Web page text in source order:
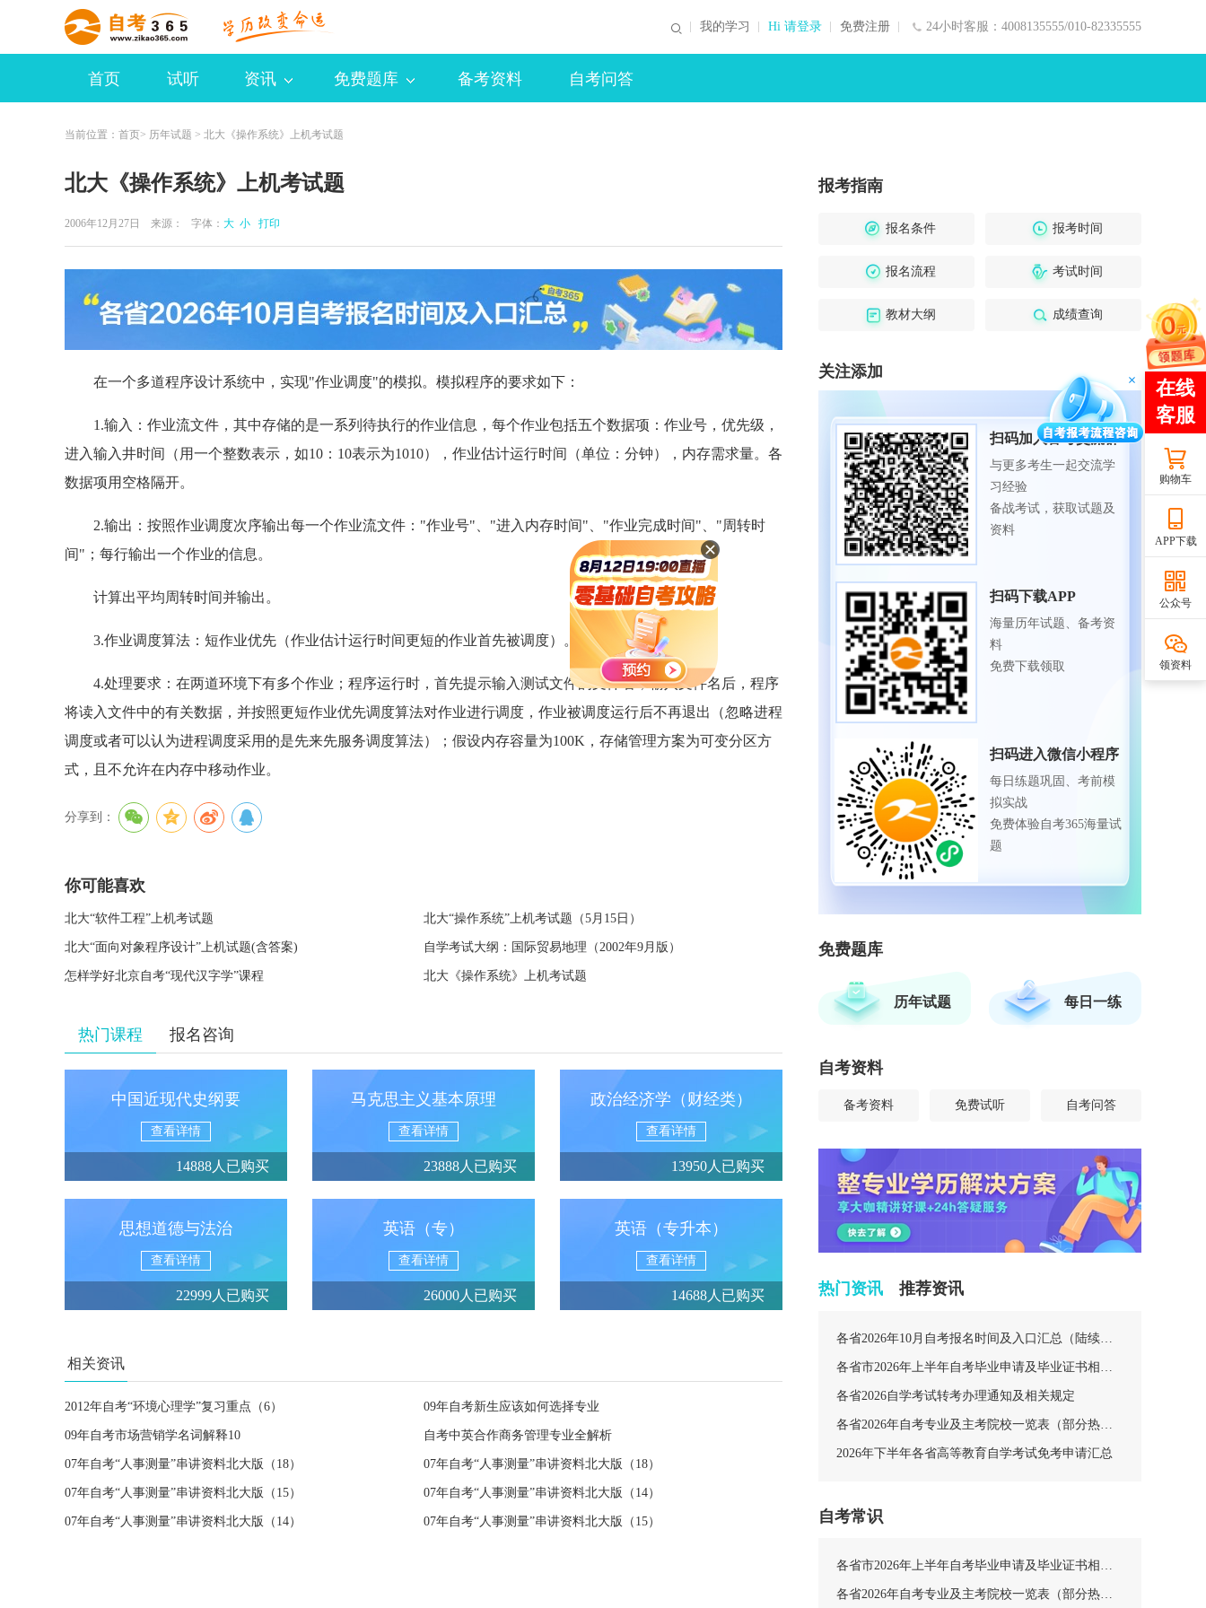
24小时客服：4008135555/010-82335555
我的学习 Hi 请登录 免费注册
首页 试听 资讯 免费题库 备考资料 自考问答
当前位置： 首页> 历年试题 > 北大《操作系统》上机考试题
北大《操作系统》上机考试题
2006年12月27日 来源： 字体： 大 小 打印
在一个多道程序设计系统中，实现"作业调度"的模拟。模拟程序的要求如下：
1.输入：作业流文件，其中存储的是一系列待执行的作业信息，每个作业包括五个数据项：作业号，优先级，
进入输入井时间（用一个整数表示，如10：10表示为1010），作业估计运行时间（单位：分钟），内存需求量。各
数据项用空格隔开。
2.输出：按照作业调度次序输出每一个作业流文件："作业号"、"进入内存时间"、"作业完成时间"、"周转时
间"；每行输出一个作业的信息。
计算出平均周转时间并输出。
3.作业调度算法：短作业优先（作业估计运行时间更短的作业首先被调度）。
4.处理要求：在两道环境下有多个作业；程序运行时，首先提示输入测试文件的文件名；输入文件名后，程序
将读入文件中的有关数据，并按照更短作业优先调度算法对作业进行调度，作业被调度运行后不再退出（忽略进程
调度或者可以认为进程调度采用的是先来先服务调度算法）；假设内存容量为100K，存储管理方案为可变分区方
式，且不允许在内存中移动作业。
分享到：
你可能喜欢
北大“软件工程”上机考试题 北大“操作系统”上机考试题（5月15日）
北大“面向对象程序设计”上机试题(含答案) 自学考试大纲：国际贸易地理（2002年9月版）
怎样学好北京自考“现代汉字学”课程 北大《操作系统》上机考试题
热门课程 报名咨询
中国近现代史纲要
查看详情
14888人已购买
马克思主义基本原理
查看详情
23888人已购买
政治经济学（财经类）
查看详情
13950人已购买
思想道德与法治
查看详情
22999人已购买
英语（专）
查看详情
26000人已购买
英语（专升本）
查看详情
14688人已购买
相关资讯
2012年自考“环境心理学”复习重点（6） 09年自考新生应该如何选择专业
09年自考市场营销学名词解释10 自考中英合作商务管理专业全解析
07年自考“人事测量”串讲资料北大版（18） 07年自考“人事测量”串讲资料北大版（18）
07年自考“人事测量”串讲资料北大版（15） 07年自考“人事测量”串讲资料北大版（14）
07年自考“人事测量”串讲资料北大版（14） 07年自考“人事测量”串讲资料北大版（15）
报考指南
报名条件 报考时间
报名流程 考试时间
教材大纲 成绩查询
关注添加
扫码加入备考交流群
与更多考生一起交流学
习经验
备战考试，获取试题及
资料
扫码下载APP
海量历年试题、备考资
料
免费下载领取
扫码进入微信小程序
每日练题巩固、考前模
拟实战
免费体验自考365海量试
题
免费题库
历年试题 每日一练
自考资料
备考资料 免费试听 自考问答
热门资讯
各省2026年10月自考报名时间及入口汇总（陆续更新中）
各省市2026年上半年自考毕业申请及毕业证书相关安排汇总
各省2026自学考试转考办理通知及相关规定
各省2026年自考专业及主考院校一览表（部分热门专业）
2026年下半年各省高等教育自学考试免考申请汇总
推荐资讯
自考常识
各省市2026年上半年自考毕业申请及毕业证书相关安排汇总
各省2026年自考专业及主考院校一览表（部分热门专业）
购物车
APP下载
公众号
领资料